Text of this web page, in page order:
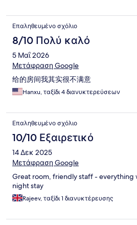
Επαληθευμένο σχόλιο
8/10 Πολύ καλό
5 Μαΐ 2026
Μετάφραση Google
给的房间我其实很不满意
Hanxu, ταξίδι 4 διανυκτερεύσεων
Επαληθευμένο σχόλιο
10/10 Εξαιρετικό
14 Δεκ 2025
Μετάφραση Google
Great room, friendly staff - everything
night stay
Rajeev, ταξίδι 1 διανυκτέρευσης